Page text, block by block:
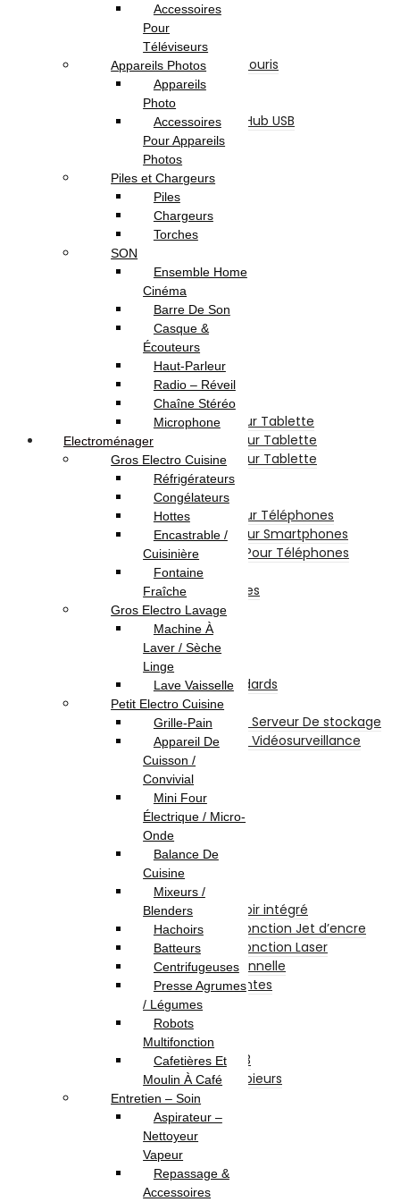
Sacoche & Sac A Dos
Souris
Claviers
Ensemble Clavier et Souris
Tapis De Souris
Refroidisseur
Lecteur De Cartes & Hub USB
Accessoires Ecran
Accessoires Gaming
Webcam
Logiciels
Sécurité
Microsoft
Serveurs Informatique
Onduleur
Téléphonie & Tablette
Téléphone Portable
Smartphone
Téléphone Fixe
Tablette Tactile
Tablette
Tablette Graphique
Etui De Protection Pour Tablette
Chargeur Et Cable Pour Tablette
Film De Protection Pour Tablette
Divers Pour Tablette
Accessoires Téléphones
Etui De Protection Pour Téléphones
Film De Protection Pour Smartphones
Chargeurs Et Câbles Pour Téléphones
Power Bank
Divers Pour Téléphones
Smartwatch
Écouteurs sans fil
Disques Internes
Disque Internes Standards
Disque SSD
Disques Internes Pour Serveur De stockage
Disques Internes Pour Vidéosurveillance
Disque Dur Externe
Serveur De Stockage
Accessoires Pour Stockage
Carte Mémoire
CD et DVD Vierge
Imprimantes
Imprimante à Réservoir intégré
Imprimante et Multifonction Jet d’encre
Imprimante et Multifonction Laser
Imprimante Professionnelle
Accessoires Imprimantes
Scanners
Photocopieurs
Photocopieurs A4 | A3
Accessoires Photocopieurs
Papier
Papier A4
Papier A3
Enveloppe
Papier Photo
Consommable
Accessoires
Pour
Téléviseurs
Appareils Photos
Appareils
Photo
Accessoires
Pour Appareils
Photos
Piles et Chargeurs
Piles
Chargeurs
Torches
SON
Ensemble Home
Cinéma
Barre De Son
Casque &
Écouteurs
Haut-Parleur
Radio – Réveil
Chaîne Stéréo
Microphone
Electroménager
Gros Electro Cuisine
Réfrigérateurs
Congélateurs
Hottes
Encastrable /
Cuisinière
Fontaine
Fraîche
Gros Electro Lavage
Machine À
Laver / Sèche
Linge
Lave Vaisselle
Petit Electro Cuisine
Grille-Pain
Appareil De
Cuisson /
Convivial
Mini Four
Électrique / Micro-
Onde
Balance De
Cuisine
Mixeurs /
Blenders
Hachoirs
Batteurs
Centrifugeuses
Presse Agrumes
/ Légumes
Robots
Multifonction
Cafetières Et
Moulin À Café
Entretien – Soin
Aspirateur –
Nettoyeur
Vapeur
Repassage &
Accessoires